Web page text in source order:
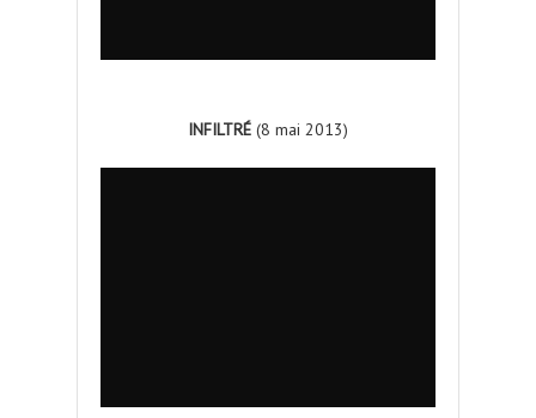
INFILTRÉ (8 mai 2013)